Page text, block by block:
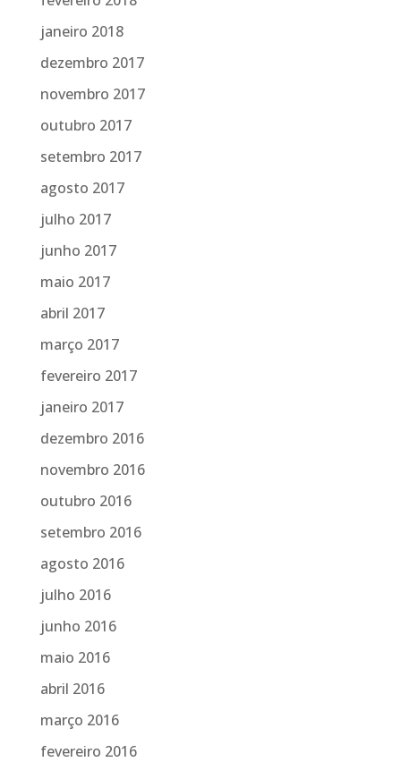
janeiro 2018
dezembro 2017
novembro 2017
outubro 2017
setembro 2017
agosto 2017
julho 2017
junho 2017
maio 2017
abril 2017
março 2017
fevereiro 2017
janeiro 2017
dezembro 2016
novembro 2016
outubro 2016
setembro 2016
agosto 2016
julho 2016
junho 2016
maio 2016
abril 2016
março 2016
fevereiro 2016